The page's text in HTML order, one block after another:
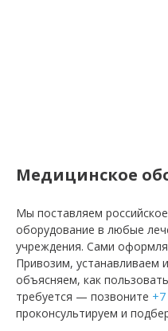
Медицинское
Мы поставляем
оборудование в любые
учреждения. Сами
Привозим, устанавливаем
объясняем, как
требуется — позвоните
проконсультируем и